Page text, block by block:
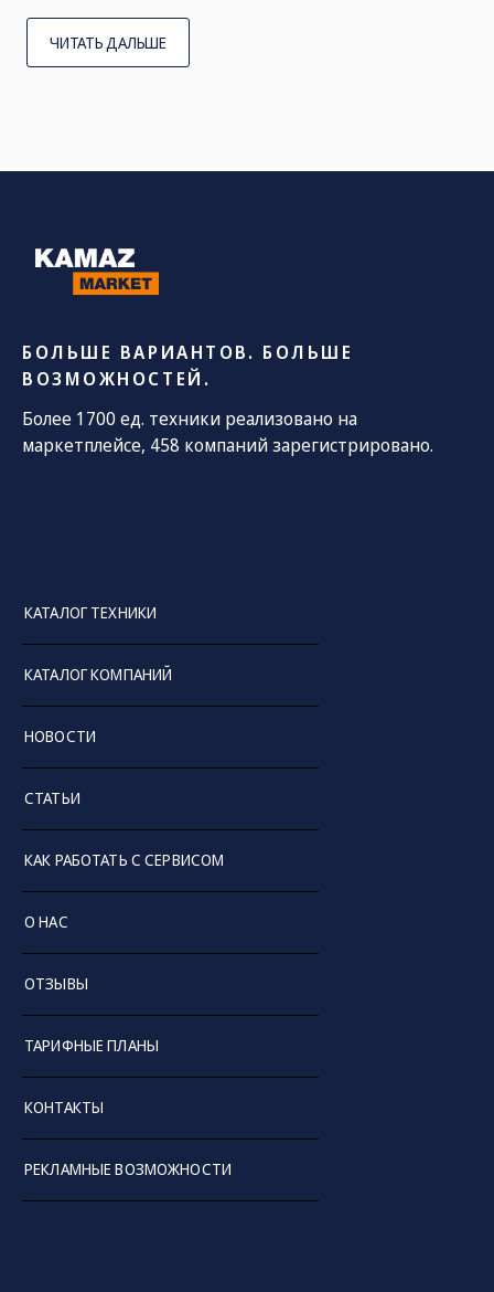
ЧИТАТЬ ДАЛЬШЕ
БОЛЬШЕ ВАРИАНТОВ. БОЛЬШЕ
ВОЗМОЖНОСТЕЙ.
Более 1700 ед. техники реализовано на
маркетплейсе, 458 компаний зарегистрировано.
КАТАЛОГ ТЕХНИКИ
КАТАЛОГ КОМПАНИЙ
НОВОСТИ
СТАТЬИ
КАК РАБОТАТЬ С СЕРВИСОМ
О НАС
ОТЗЫВЫ
ТАРИФНЫЕ ПЛАНЫ
КОНТАКТЫ
РЕКЛАМНЫЕ ВОЗМОЖНОСТИ